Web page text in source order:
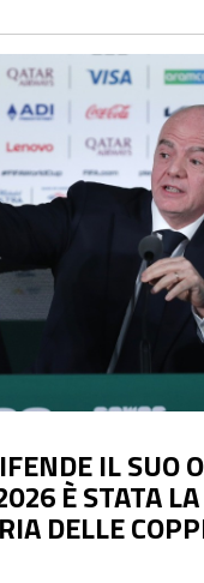
IL SUO
È STATA
DELLE